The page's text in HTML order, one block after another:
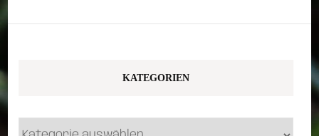
KATEGORIEN
Kategorien